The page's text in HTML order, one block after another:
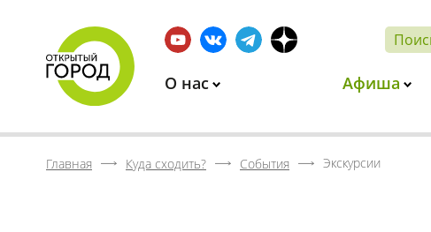
О нас Афиша
Главная Куда сходить? События Экскурсии